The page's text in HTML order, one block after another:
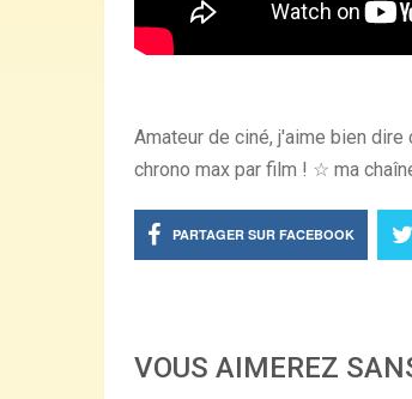
Amateur de ciné, j'aime bien
chrono max par film ! ☆ ma
PARTAGER SUR FACEBOOK
VOUS AIMEREZ